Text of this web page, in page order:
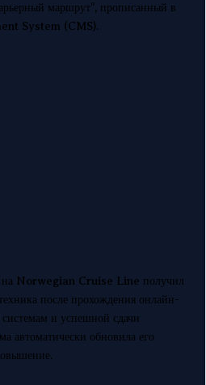
маршрут", прописанный в
System (CMS).
на Norwegian Cruise Line получил
после прохождения онлайн-
системам и успешной сдачи
автоматически обновила его